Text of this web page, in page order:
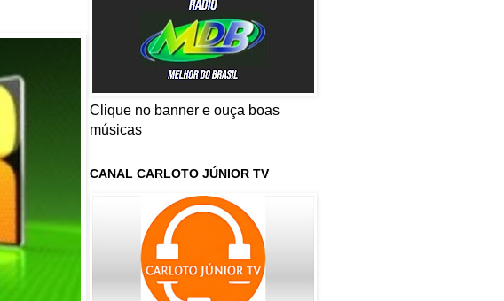
Clique no banner e ouça boas
músicas
CANAL CARLOTO JÚNIOR TV